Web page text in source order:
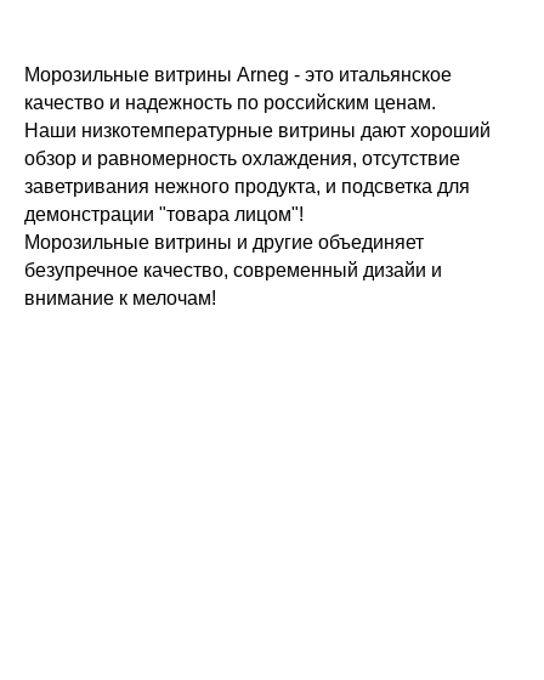
Морозильные витрины Arneg - это итальянское
качество и надежность по российским ценам.
Наши низкотемпературные витрины дают хороший
обзор и равномерность охлаждения, отсутствие
заветривания нежного продукта, и подсветка для
демонстрации "товара лицом"!
Морозильные витрины и другие объединяет
безупречное качество, современный дизайи и
внимание к мелочам!